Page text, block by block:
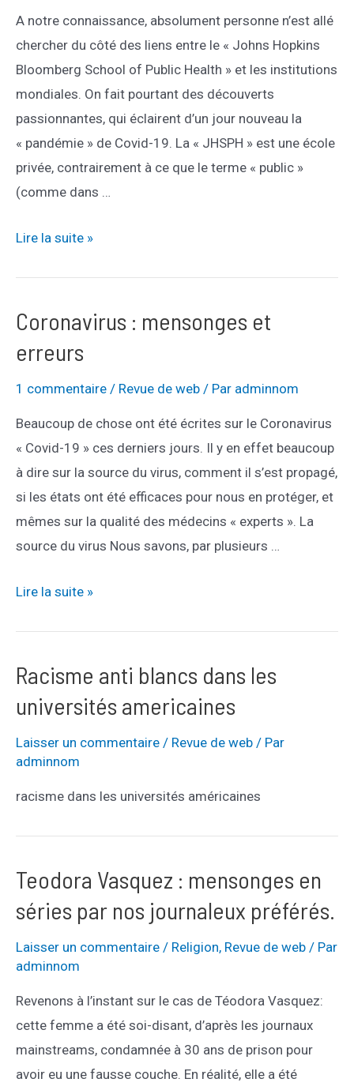
A notre connaissance, absolument personne n’est allé
chercher du côté des liens entre le « Johns Hopkins
Bloomberg School of Public Health » et les institutions
mondiales. On fait pourtant des découverts
passionnantes, qui éclairent d’un jour nouveau la
« pandémie » de Covid-19. La « JHSPH » est une école
privée, contrairement à ce que le terme « public »
(comme dans …
Coronavirus
rôle
trouble
de
Johns
Lire la suite »
Coronavirus : mensonges et
erreurs
1 commentaire / Revue de web / Par adminnom
Beaucoup de chose ont été écrites sur le Coronavirus
« Covid-19 » ces derniers jours. Il y en effet beaucoup
à dire sur la source du virus, comment il s’est propagé,
si les états ont été efficaces pour nous en protéger, et
mêmes sur la qualité des médecins « experts ». La
source du virus Nous savons, par plusieurs …
Coronavirus
et
erreurs
Lire la suite »
Racisme anti blancs dans les
universités americaines
Laisser un commentaire / Revue de web / Par
adminnom
racisme dans les universités américaines
Teodora Vasquez : mensonges en
séries par nos journaleux préférés.
Laisser un commentaire / Religion, Revue de web / Par
adminnom
Revenons à l’instant sur le cas de Téodora Vasquez:
cette femme a été soi-disant, d’après les journaux
mainstreams, condamnée à 30 ans de prison pour
avoir eu une fausse couche. En réalité, elle a été